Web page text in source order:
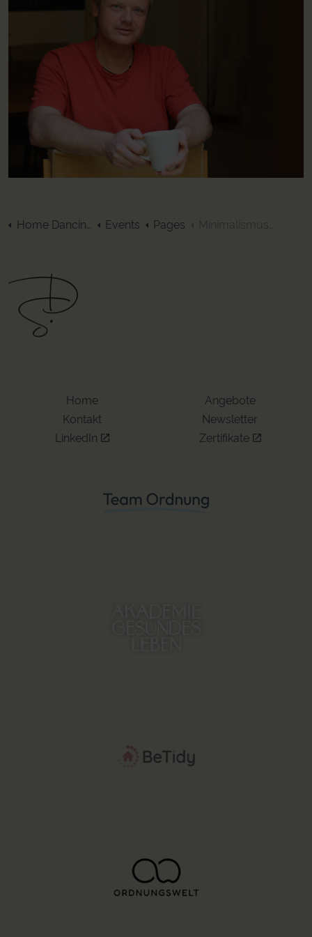
Home DancingSpaces Events Pages
Home
Angebote
Kontakt
Newsletter
LinkedIn
Zertifikate